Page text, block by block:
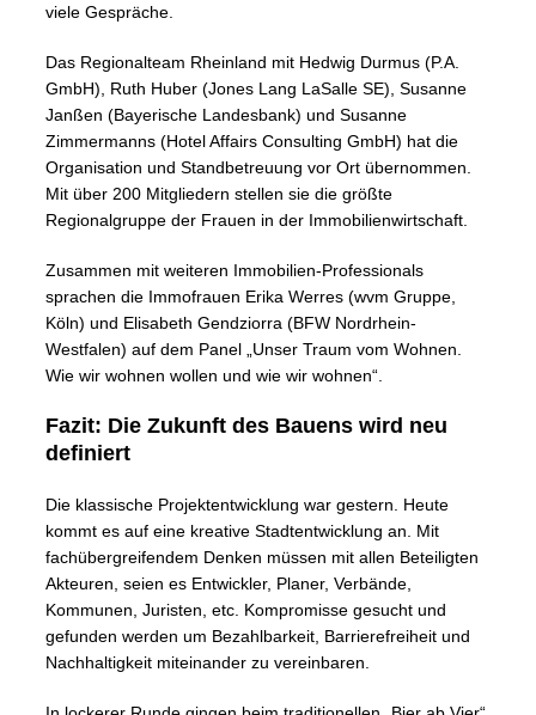
viele Gespräche.
Das Regionalteam Rheinland mit Hedwig Durmus (P.A.
GmbH), Ruth Huber (Jones Lang LaSalle SE), Susanne
Janßen (Bayerische Landesbank) und Susanne
Zimmermanns (Hotel Affairs Consulting GmbH) hat die
Organisation und Standbetreuung vor Ort übernommen.
Mit über 200 Mitgliedern stellen sie die größte
Regionalgruppe der Frauen in der Immobilienwirtschaft.
Zusammen mit weiteren Immobilien-Professionals
sprachen die Immofrauen Erika Werres (wvm Gruppe,
Köln) und Elisabeth Gendziorra (BFW Nordrhein-
Westfalen) auf dem Panel „Unser Traum vom Wohnen.
Wie wir wohnen wollen und wie wir wohnen“.
Fazit: Die Zukunft des Bauens wird neu
definiert
Die klassische Projektentwicklung war gestern. Heute
kommt es auf eine kreative Stadtentwicklung an. Mit
fachübergreifendem Denken müssen mit allen Beteiligten
Akteuren, seien es Entwickler, Planer, Verbände,
Kommunen, Juristen, etc. Kompromisse gesucht und
gefunden werden um Bezahlbarkeit, Barrierefreiheit und
Nachhaltigkeit miteinander zu vereinbaren.